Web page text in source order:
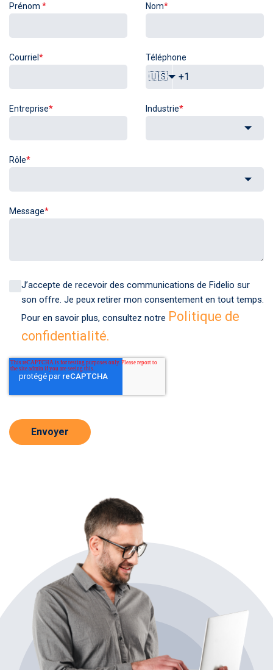
Prénom * Nom*
Courriel * Téléphone
🇺🇸
Entreprise* Industrie*
Rôle*
Message*
J’accepte de recevoir des communications de Fidelio sur
son offre. Je peux retirer mon consentement en tout temps.
Pour en savoir plus, consultez notre Politique de
confidentialité.
Envoyer